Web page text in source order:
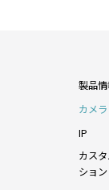
製品
カメラ
IP
カス
ション